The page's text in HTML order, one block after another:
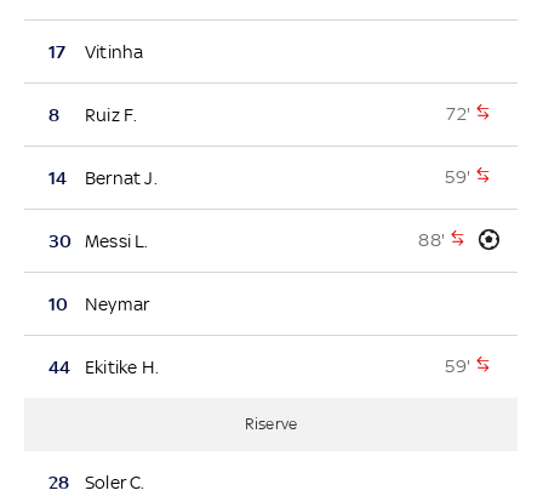
17 Vitinha
8 Ruiz F. 72'
14 Bernat J. 59'
30 Messi L. 88'
10 Neymar
44 Ekitike H. 59'
Riserve
28 Soler C.